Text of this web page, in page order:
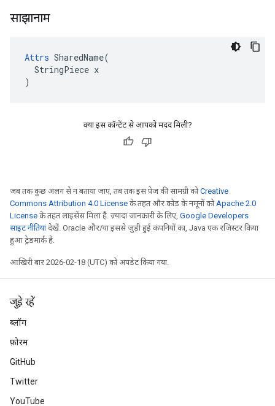
साझानाम
Attrs SharedName(
  StringPiece x
)
क्या इस कॉन्टेंट से आपको मदद मिली?
जब तक कुछ अलग से न बताया जाए, तब तक इस पेज की सामग्री कोCreative
Commons Attribution 4.0 License के तहत और कोड के नमूनों कोApache 2.0
License के तहत लाइसेंस मिला है. ज़्यादा जानकारी के लिए, Google Developers
साइट नीतियांदेखें. Oracle और/या इससे जुड़ी हुई कंपनियों का, Java एक रजिस्टर किया
हुआ ट्रेडमार्क है.
आखिरी बार 2026-02-18 (UTC) को अपडेट किया गया.
जुड़े रहें
ब्लॉग
फ़ोरम
GitHub
Twitter
YouTube